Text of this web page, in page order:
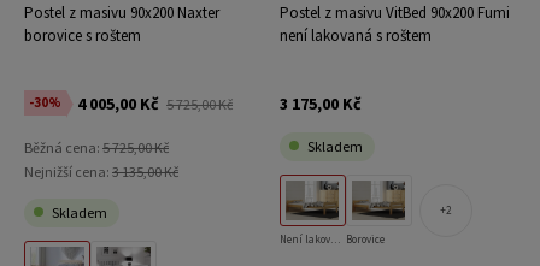
Postel z masivu 90x200 Naxter
borovice s roštem
-30% 4 005,00 Kč 5 725,00 Kč
Běžná cena: 5 725,00 Kč
Nejnižší cena: 3 135,00 Kč
Skladem
Postel z masivu VitBed 90x200 Fumi
není lakovaná s roštem
3 175,00 Kč
Skladem
Není lakovaná Borovice
2